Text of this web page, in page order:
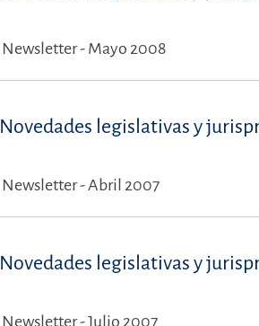
Newsletter - Mayo 2008
Novedades legislativas y
Newsletter - Abril 2007
Novedades legislativas y
Newsletter - Julio 2007